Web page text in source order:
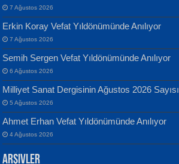
EKREM KARABABA
Yaralı Şiir...
İsmail Aydos
İnkisar...
7 Ağustos 2026
Erkin Koray Vefat Yıldönümünde Anılıyor
7 Ağustos 2026
Semih Sergen Vefat Yıldönümünde Anılıyor
6 Ağustos 2026
Milliyet Sanat Dergisinin Ağustos 2026 Sayısı
5 Ağustos 2026
Ahmet Erhan Vefat Yıldönümünde Anılıyor
4 Ağustos 2026
Arşivler